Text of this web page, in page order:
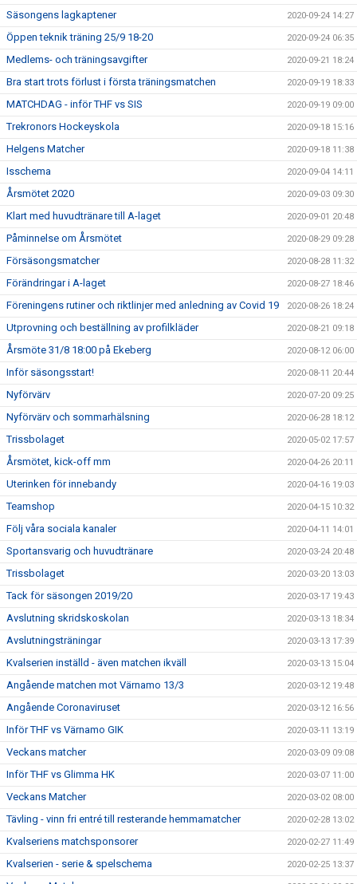
Säsongens lagkaptener 2020-09-24 14:27
Öppen teknik träning 25/9 18-20 2020-09-24 06:35
Medlems- och träningsavgifter 2020-09-21 18:24
Bra start trots förlust i första träningsmatchen 2020-09-19 18:33
MATCHDAG - inför THF vs SIS 2020-09-19 09:00
Trekronors Hockeyskola 2020-09-18 15:16
Helgens Matcher 2020-09-18 11:38
Isschema 2020-09-04 14:11
Årsmötet 2020 2020-09-03 09:30
Klart med huvudtränare till A-laget 2020-09-01 20:48
Påminnelse om Årsmötet 2020-08-29 09:28
Försäsongsmatcher 2020-08-28 11:32
Förändringar i A-laget 2020-08-27 18:46
Föreningens rutiner och riktlinjer med anledning av Covid 19 2020-08-26 18:24
Utprovning och beställning av profilkläder 2020-08-21 09:18
Årsmöte 31/8 18:00 på Ekeberg 2020-08-12 06:00
Inför säsongsstart! 2020-08-11 20:44
Nyförvärv 2020-07-20 09:25
Nyförvärv och sommarhälsning 2020-06-28 18:12
Trissbolaget 2020-05-02 17:57
Årsmötet, kick-off mm 2020-04-26 20:11
Uterinken för innebandy 2020-04-16 19:03
Teamshop 2020-04-15 10:32
Följ våra sociala kanaler 2020-04-11 14:01
Sportansvarig och huvudtränare 2020-03-24 20:48
Trissbolaget 2020-03-20 13:03
Tack för säsongen 2019/20 2020-03-17 19:43
Avslutning skridskoskolan 2020-03-13 18:34
Avslutningsträningar 2020-03-13 17:39
Kvalserien inställd - även matchen ikväll 2020-03-13 15:04
Angående matchen mot Värnamo 13/3 2020-03-12 19:48
Angående Coronaviruset 2020-03-12 16:56
Inför THF vs Värnamo GIK 2020-03-11 13:19
Veckans matcher 2020-03-09 09:08
Inför THF vs Glimma HK 2020-03-07 11:00
Veckans Matcher 2020-03-02 08:00
Tävling - vinn fri entré till resterande hemmamatcher 2020-02-28 13:02
Kvalseriens matchsponsorer 2020-02-27 11:49
Kvalserien - serie & spelschema 2020-02-25 13:37